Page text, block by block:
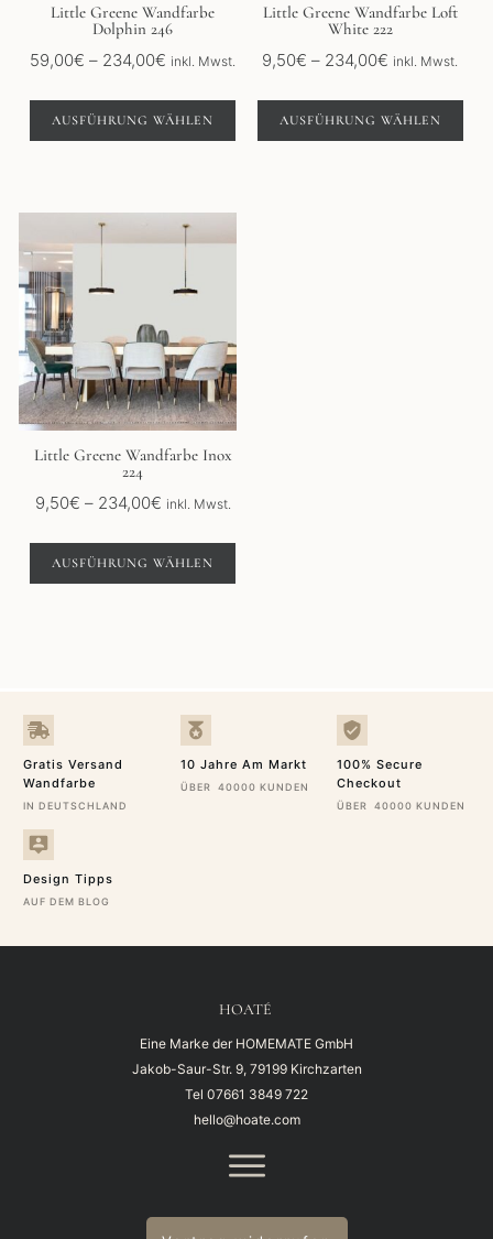
Little Greene Wandfarbe
Dolphin 246
59,00€ – 234,00€ Preisspanne:
bis
234,00€
inkl. Mwst.
AUSFÜHRUNG WÄHLEN
der
Produktseite
gewählt
Little Greene Wandfarbe Loft
White 222
9,50€ – 234,00€ Preisspanne:
bis
234,00€
inkl. Mwst.
AUSFÜHRUNG WÄHLEN
der
Produktseite
gewählt
Little Greene Wandfarbe Inox
224
9,50€ – 234,00€Preisspanne:
bis
234,00€
inkl. Mwst.
AUSFÜHRUNG WÄHLEN
Produkt
mehrere
auf.
Optionen
können
auf
der
Produktseite
gewählt
Gratis Versand
Wandfarbe
IN DEUTSCHLAND
10 Jahre Am Markt
ÜBER 40000 KUNDEN
100% Secure
Checkout
ÜBER 40000 KUNDEN
Design Tipps
AUF DEM BLOG
HOATÉ
Eine Marke der HOMEMATE GmbH
Jakob-Saur-Str. 9, 79199 Kirchzarten
Tel 07661 3849 722
hello@hoate.com